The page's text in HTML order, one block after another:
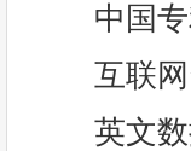
中国
互联
英文